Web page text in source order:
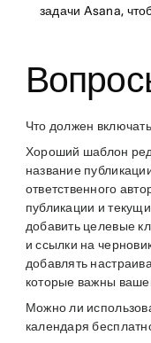
задачи Asana,
Что должен
Хороший шаблон
название
ответственного
публикации и
добавить целевые
и ссылки на
добавлять
которые важны
Можно ли
календаря